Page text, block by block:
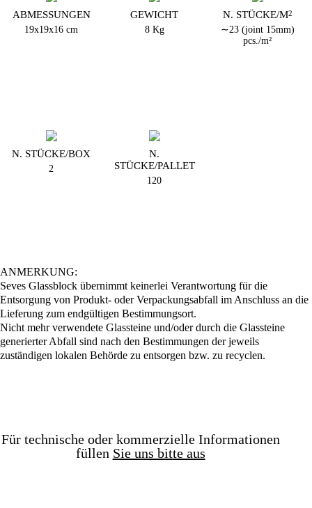
ABMESSUNGEN
19x19x16 cm
GEWICHT
8 Kg
N. STÜCKE/M2
∼23 (joint 15mm)
pcs./m²
N. STÜCKE/BOX
2
N.
STÜCKE/PALLET
120
ANMERKUNG:
Seves Glassblock übernimmt keinerlei Verantwortung für die
Entsorgung von Produkt- oder Verpackungsabfall im Anschluss an die
Lieferung zum endgültigen Bestimmungsort.
Nicht mehr verwendete Glassteine und/oder durch die Glassteine
generierter Abfall sind nach den Bestimmungen der jeweils
zuständigen lokalen Behörde zu entsorgen bzw. zu recyclen.
Für technische oder kommerzielle Informationen
füllen Sie uns bitte aus